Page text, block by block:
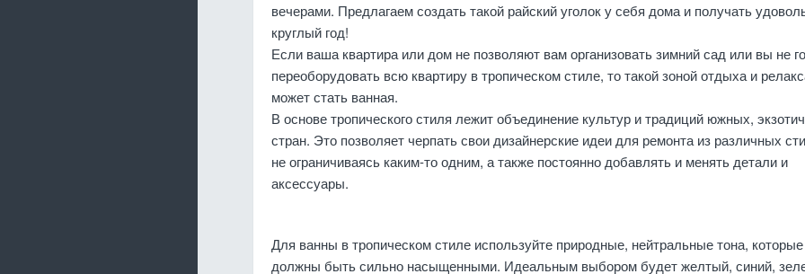
вечерами. Предлагаем создать такой райский уголок у себя дома и получать
круглый год!
Если ваша квартира или дом не позволяют вам организовать зимний сад или вы не
переоборудовать всю квартиру в тропическом стиле, то такой зоной отдыха и
может стать ванная.
В основе тропического стиля лежит объединение культур и традиций южных,
стран. Это позволяет черпать свои дизайнерские идеи для ремонта из различных
не ограничиваясь каким-то одним, а также постоянно добавлять и менять детали и
аксессуары.
Для ванны в тропическом стиле используйте природные, нейтральные тона,
должны быть сильно насыщенными. Идеальным выбором будет желтый, синий,